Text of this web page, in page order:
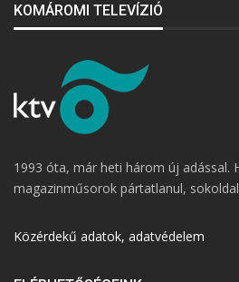
KOMÁROMI TELEVÍZIÓ
1993 óta, már heti három új adással.
magazinműsorok pártatlanul,
Közérdekű adatok, adatvédelem